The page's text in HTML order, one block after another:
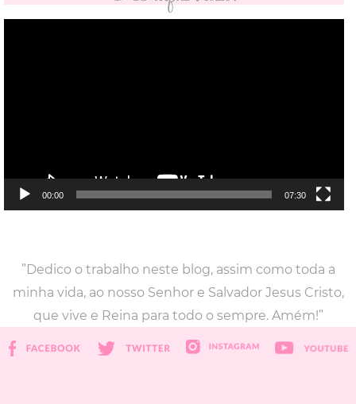
00:00 07:30
”Dedico o trabalho neste blog, assim como toda a
minha vida, ao nosso Senhor e Salvador Jesus Cristo,
que vive e Reina para todo o sempre. Amém!”